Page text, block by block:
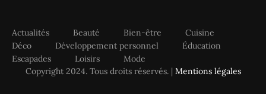
Actualités Beauté Bien-être
Cuisine
Déco
Développement personnel
Éducation
Escapades
Loisirs
Mode
Copyright 2024. Tous droits réservés. | Mentions légales